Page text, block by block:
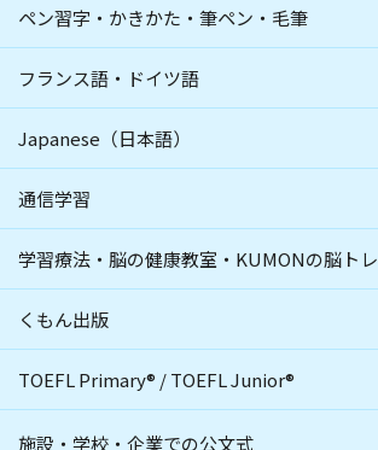
ペン習字・かきかた・筆ペン・毛筆
フランス語・ドイツ語
Japanese（日本語）
通信学習
学習療法・脳の健康教室・KUMONの脳トレ
くもん出版
TOEFL Primary® /TOEFL Junior®
施設・学校・企業での公文式